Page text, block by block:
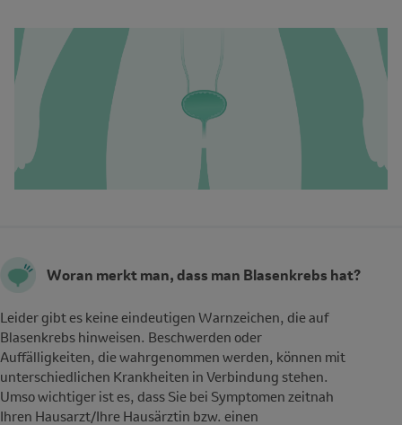
Woran merkt man, dass man Blasenkrebs hat?
Leider gibt es keine eindeutigen Warnzeichen, die auf
Blasenkrebs hinweisen. Beschwerden oder
Auffälligkeiten, die wahrgenommen werden, können mit
unterschiedlichen Krankheiten in Verbindung stehen.
Umso wichtiger ist es, dass Sie bei Symptomen zeitnah
Ihren Hausarzt/Ihre Hausärztin bzw. einen